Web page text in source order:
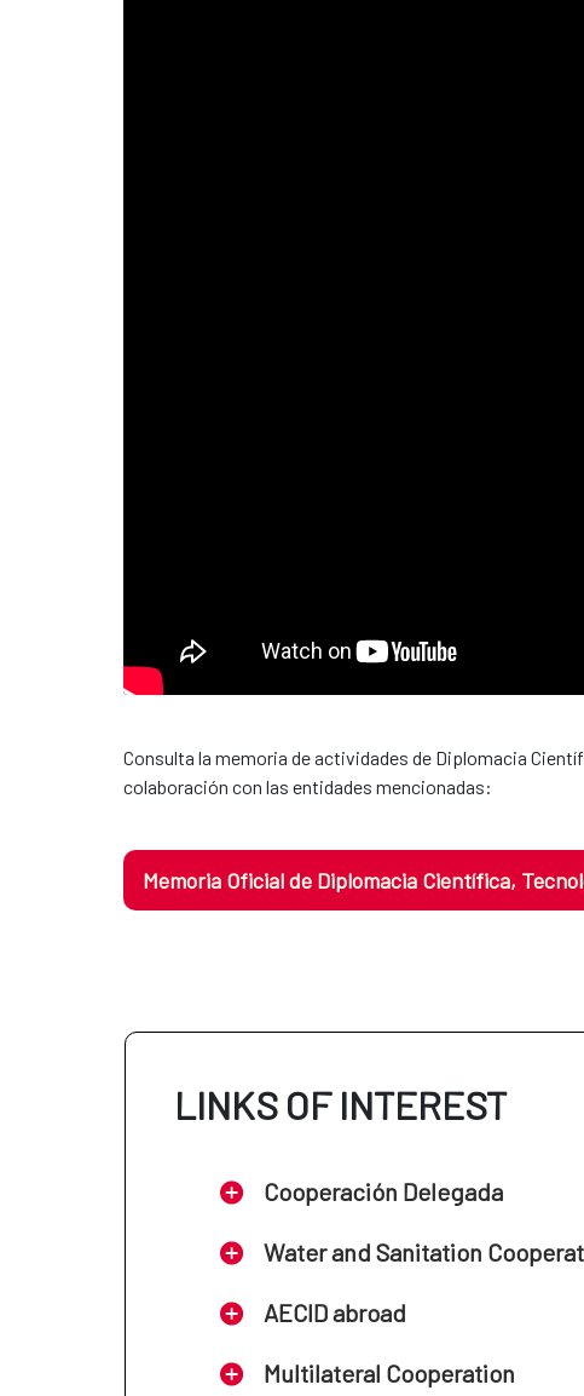
Consulta la memoria de actividades de Diplomacia
colaboración con las entidades mencionadas:
Memoria Oficial de Diplomacia Científica,
LINKS OF INTEREST
Cooperación Delegada
Water and Sanitation
AECID abroad
Multilateral Cooperation